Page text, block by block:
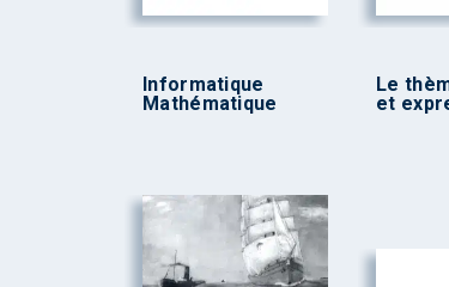
Informatique
Mathématique
Le
et